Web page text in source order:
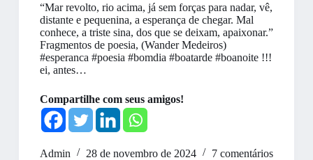
“Mar revolto, rio acima, já sem forças para nadar, vê,
distante e pequenina, a esperança de chegar. Mal
conhece, a triste sina, dos que se deixam, apaixonar.”
Fragmentos de poesia, (Wander Medeiros)
#esperanca #poesia #bomdia #boatarde #boanoite !!!
ei, antes…
Compartilhe com seus amigos!
Admin 28 de novembro de 2024 7 comentários